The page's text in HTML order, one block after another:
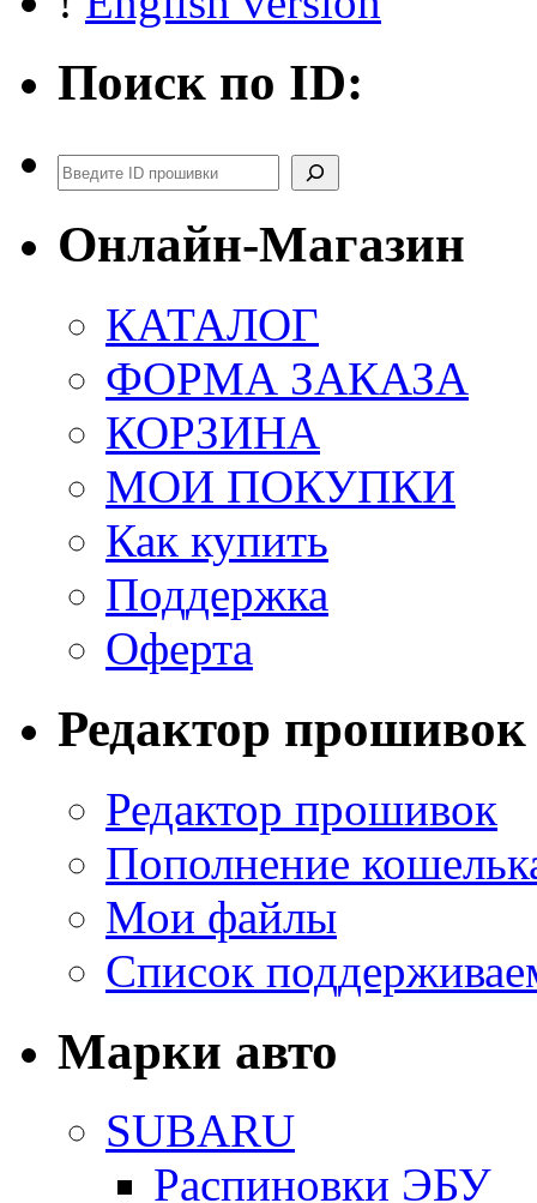
Поиск по ID:
Поиск
Онлайн-Магазин
КАТАЛОГ
ФОРМА ЗАКАЗА
КОРЗИНА
МОИ ПОКУПКИ
Как купить
Поддержка
Оферта
Редактор прошивок
Редактор прошивок
Пополнение
Мои файлы
Список
Марки авто
SUBARU
Распиновки ЭБУ